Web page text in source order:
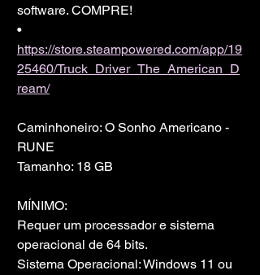
software. COMPRE!
•
https://store.steampowered.com/app/19
25460/Truck_Driver_The_American_D
ream/
Caminhoneiro: O Sonho Americano -
RUNE
Tamanho: 18 GB
MÍNIMO:
Requer um processador e sistema
operacional de 64 bits.
Sistema Operacional: Windows 11 ou